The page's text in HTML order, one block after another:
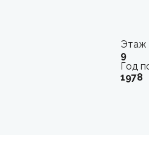
Этаж
9
Год
1978